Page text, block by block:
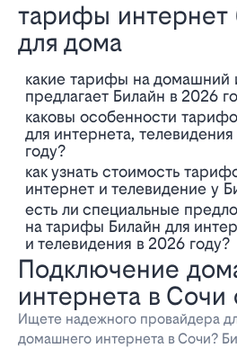
тарифы интернет
для дома
Какие тарифы на домашний интернет
предлагает Билайн в 2026
Каковы особенности тарифов Билайн
для интернета,
году?
Как узнать стоимость тарифов на домашний
интернет и телевидение у
Есть ли специальные предложения
на тарифы Билайн для
и телевидения в 2026 году?
Подключение
интернета в Сочи
Ищете надежного провайдера
домашнего интернета в Сочи?